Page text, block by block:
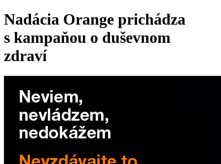
Nadácia Orange prichádza
s kampaňou o duševnom
zdraví